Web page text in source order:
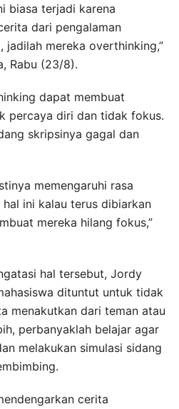
biasa terjadi karena
dari pengalaman
mereka overthinking,”
Rabu (23/8).
dapat membuat
percaya diri dan tidak fokus.
skripsinya gagal dan
memengaruhi rasa
ini kalau terus dibiarkan
mereka hilang fokus,”
hal tersebut, Jordy
dituntut untuk tidak
menakutkan dari teman atau
perbanyaklah belajar agar
melakukan simulasi sidang
cerita